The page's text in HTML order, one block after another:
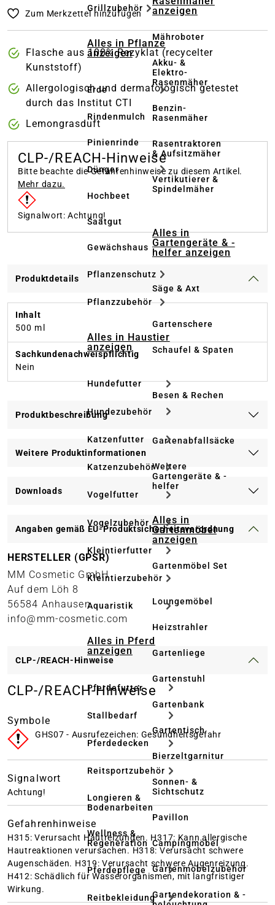
Grillzubehör
Alles in Pflanze
anzeigen
Erde
Rindenmulch
Pinienrinde
Dünger
Hochbeet
Saatgut
Gewächshaus
Pflanzenschutz
Pflanzzubehör
Alles in Haustier
anzeigen
Hundefutter
Hundezubehör
Katzenfutter
Katzenzubehör
Vogelfutter
Vogelzubehör
Kleintierfutter
Kleintierzubehör
Aquaristik
Alles in Pferd
anzeigen
Pferdefutter
Stallbedarf
Pferdedecken
Reitsportzubehör
Longieren &
Bodenarbeiten
Wellness &
Regeneration
Pferdepflege
Reitbekleidung
anzeigen
Mähroboter
Akku- &
Elektro-
Rasenmäher
Benzin-
Rasenmäher
Rasentraktoren
& Aufsitzmäher
Vertikutierer &
Spindelmäher
Alles in
Gartengeräte & -
helfer anzeigen
Säge & Axt
Gartenschere
Schaufel & Spaten
Besen & Rechen
Gartenabfallsäcke
Weitere
Gartengeräte & -
helfer
Alles in
Gartenmöbel
anzeigen
Gartenmöbel Set
Loungemöbel
Heizstrahler
Gartenliege
Gartenstuhl
Gartenbank
Gartentisch
Bierzeltgarnitur
Sonnen- &
Sichtschutz
Pavillon
Campingmöbel
Gartenmöbelzubehör
Gartendekoration & -
Zum Merkzettel hinzufügen
Flasche aus 100% Rezyklat (recycelter
Kunststoff)
Allergologisch und dermatologisch getestet
durch das Institut CTI
Lemongrasduft
CLP-/REACH-Hinweise
Bitte beachte die Gefahrenhinweise zu diesem Artikel.
Mehr dazu.
Signalwort: Achtung!
Produktdetails
Inhalt
500 ml
Sachkundenachweispflichtig
Nein
Produktbeschreibung
Weitere Produktinformationen
Downloads
Angaben gemäß EU-Produktsicherheitsverordnung
HERSTELLER (GPSR)
MM Cosmetic GmbH
Auf dem Löh 8
56584 Anhausen
info@mm-cosmetic.com
CLP-/REACH-Hinweise
CLP-/REACH-Hinweise
Symbole
GHS07 - Ausrufezeichen: Gesundheitsgefahr
Signalwort
Achtung!
Gefahrenhinweise
H315: Verursacht Hautreizungen. H317: Kann allergische
Hautreaktionen verursachen. H318: Verursacht schwere
Augenschäden. H319: Verursacht schwere Augenreizung.
H412: Schädlich für Wasserorganismen, mit langfristiger
Wirkung.